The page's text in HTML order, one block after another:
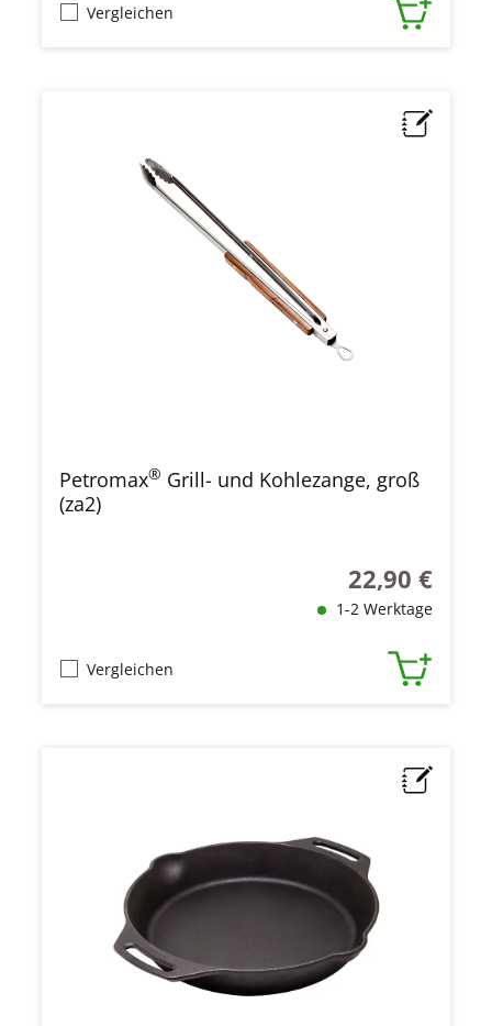
Vergleichen
Petromax® Grill- und Kohlezange, groß
(za2)
Regulärer Preis:
22,90 €
1-2 Werktage
Vergleichen